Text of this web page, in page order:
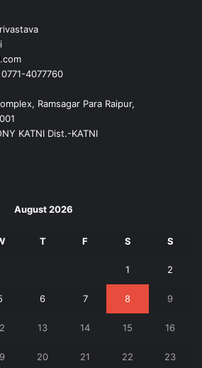
4077760
Ramsagar Para Raipur,
KATNI Dist.-KATNI
August 2026
T F S S
1 2
6 7 8 9
13 14 15 16
20 21 22 23